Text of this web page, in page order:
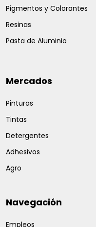
Pigmentos y Colorantes
Resinas
Pasta de Aluminio
Mercados
Pinturas
Tintas
Detergentes
Adhesivos
Agro
Navegación
Empleos